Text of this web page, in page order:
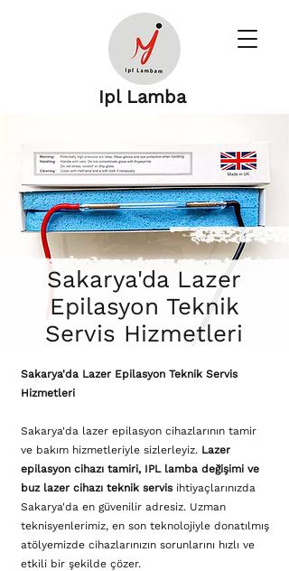
Ipl Lamba
Sakarya'da Lazer
Epilasyon Teknik
Servis Hizmetleri
Sakarya'da Lazer Epilasyon Teknik Servis
Hizmetleri
Sakarya'da lazer epilasyon cihazlarının tamir
ve bakım hizmetleriyle sizlerleyiz. Lazer
epilasyon cihazı tamiri, IPL lamba değişimi ve
buz lazer cihazı teknik servis ihtiyaçlarınızda
Sakarya'da en güvenilir adresiz. Uzman
teknisyenlerimiz, en son teknolojiyle donatılmış
atölyemizde cihazlarınızın sorunlarını hızlı ve
etkili bir şekilde çözer.